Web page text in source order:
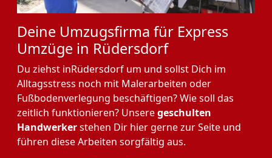
Deine Umzugsfirma für Express
Umzüge in Rüdersdorf
Du ziehst inRüdersdorf um und sollst Dich im
Alltagsstress noch mit Malerarbeiten oder
Fußbodenverlegung beschäftigen? Wie soll das
zeitlich funktionieren? Unseregeschulten
Handwerkerstehen Dir hier gerne zur Seite und
führen diese Arbeiten sorgfältig aus.